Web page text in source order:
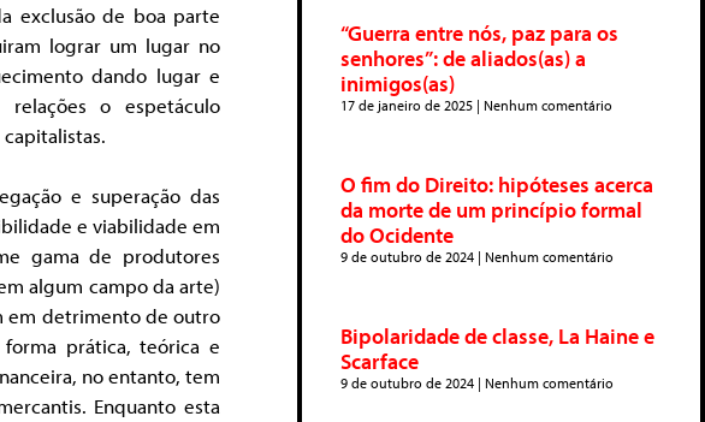
exclusão de boa parte
lograr um lugar no
dando lugar e
o espetáculo
e superação das
e viabilidade em
gama de produtores
algum campo da arte)
em detrimento de outro
prática, teórica e
no entanto, tem
Enquanto esta
“Guerra entre nós, paz para os
senhores”: de aliados(as) a
inimigos(as)
17 de janeiro de 2025 Nenhum comentário
O fim do Direito: hipóteses acerca
da morte de um princípio formal
do Ocidente
9 de outubro de 2024 Nenhum comentário
Bipolaridade de classe, La Haine e
Scarface
9 de outubro de 2024 Nenhum comentário